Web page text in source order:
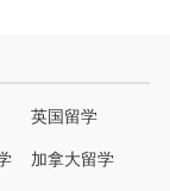
英国留学
加拿大留学